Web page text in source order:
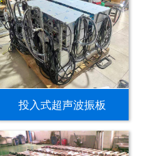
投入式超声波振板